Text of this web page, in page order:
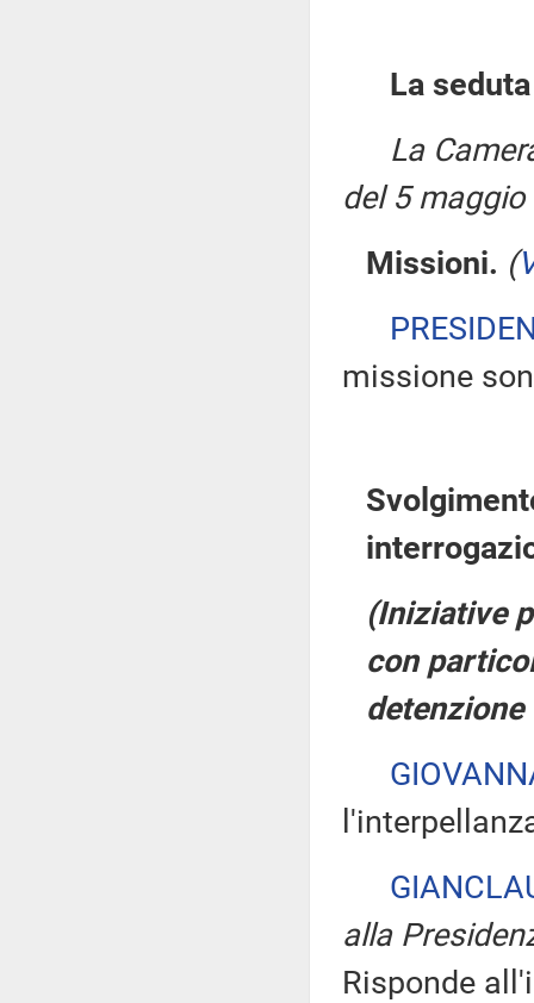
La
La
del 5 maggio
Missioni. (
missione
(Iniziative
con
alla
Risponde